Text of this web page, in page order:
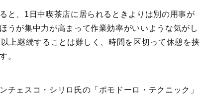
と、1日中喫茶店に居られるときよりは別の用事が
うが集中力が高まって作業効率がいいような気がし
上継続することは難しく、時間を区切って休憩を挟
。
チェスコ・シリロ氏の「ポモドーロ・テクニック」